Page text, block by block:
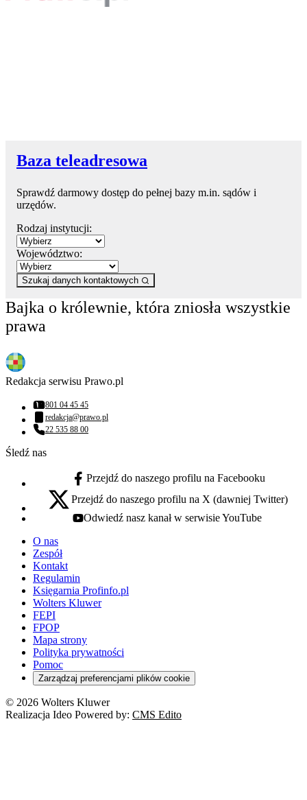
Baza teleadresowa
Sprawdź darmowy dostęp do pełnej bazy m.in. sądów i
urzędów.
Rodzaj instytucji:
Województwo:
Szukaj danych kontaktowych
Bajka o królewnie, która zniosła wszystkie
prawa
Redakcja serwisu Prawo.pl
Numer telefonu:
801 04 45 45
Adres email:
redakcja@prawo.pl
Numer telefonu:
22 535 88 00
Śledź nas
facebook - otwiera się w nowej karcie
Przejdź do naszego profilu na Facebooku
x - otwiera się w nowej karcie
Przejdź do naszego profilu na X (dawniej Twitter)
youtube - otwiera się w nowej karcie
Odwiedź nasz kanał w serwisie YouTube
O nas
Zespół
Kontakt
Regulamin
Księgarnia Profinfo.pl
Wolters Kluwer
FEPI
FPOP
Mapa strony
Polityka prywatności
Pomoc
Zarządzaj preferencjami plików cookie
© 2026 Wolters Kluwer
Realizacja Ideo Powered by: CMS Edito